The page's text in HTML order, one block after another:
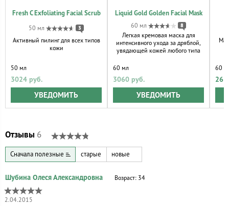
Fresh C Exfoliating Facial Scrub
50 мл 3
Активный пилинг для всех типов
кожи
50 мл
3024 руб.
УВЕДОМИТЬ
Liquid Gold Golden Facial Mask
60 мл 8
Легкая кремовая маска для
интенсивного ухода за дряблой,
увядающей кожей любого типа
60 мл
3060 руб.
УВЕДОМИТЬ
60
Отзывы 6
Сначала полезные старые новые
Возраст: 34
2.04.2015